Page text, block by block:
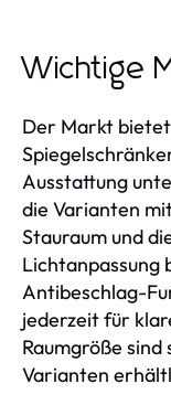
Wichtige
Der Markt
Ausstattung
die Varianten
Stauraum und
Lichtanpassung
Antibeschlag-
jederzeit für
Raumgröße
Varianten